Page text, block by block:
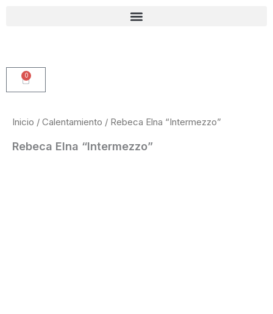
0
Carrito
Inicio / Calentamiento / Rebeca Elna “Intermezzo”
Rebeca Elna “Intermezzo”